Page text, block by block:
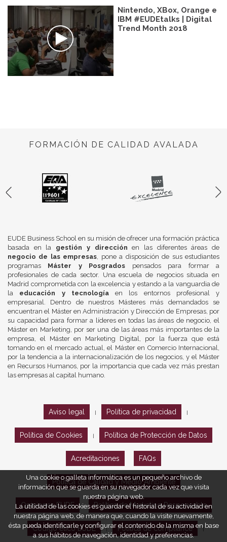
Nintendo, XBox, Orange e
IBM #EUDEtalks | Digital
Trend Month 2018
FORMACIÓN DE CALIDAD AVALADA
EUDE Business School en su misión de ofrecer una formación práctica
basada en la gestión y dirección en las diferentes áreas de
negocio de las empresas, pone a disposición de sus estudiantes
programas Máster y Posgrados pensados para formar a
profesionales de cada sector. Una escuela de negocios situada en
Madrid comprometida con la excelencia y estando a la vanguardia de
la educación y tecnologíaen los entornos profesional y
empresarial. Dentro de nuestros Másteres más demandados se
encuentran el Máster en Administración y Dirección de Empresas, por
su capacidad para formar a líderes en todas las áreas de negocio, el
Máster en Marketing, por ser una de las áreas más importantes de la
empresa, el Máster en Marketing Digital, por la fuerza que está
tomando en el mercado actual, el Máster en Comercio Internacional,
por la tendencia a la internacionalización de los negocios, y el Máster
en Recursos Humanos, por la importancia que cada vez más prestan
las empresas al capital humano.
Aviso legal Política de privacidad
Política de Cookies Política de Protección de Datos
Acreditaciones FAQs
Política de Calidad y Medio Ambiente
Opiniones EUDE Política de Marketing Responsable
Código ético EUDE | Política de compliance |
Una cookie o galleta informática es un pequeño archivo de
información que se guarda en su navegador cada vez que visita
nuestra página web.
La utilidad de las cookies es guardar el historial de su actividad en
nuestra página web, de manera que, cuando la visite nuevamente,
ésta pueda identificarle y configurar el contenido de la misma en base
a sus hábitos de navegación, identidad y preferencias.